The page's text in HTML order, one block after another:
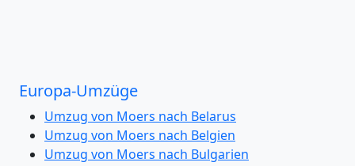
Europa-Umzüge
Umzug von Moers nach Belarus
Umzug von Moers nach Belgien
Umzug von Moers nach Bulgarien